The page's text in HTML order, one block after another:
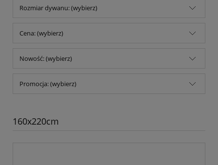
Rozmiar dywanu: (wybierz)
Cena: (wybierz)
Nowość: (wybierz)
Promocja: (wybierz)
160x220cm